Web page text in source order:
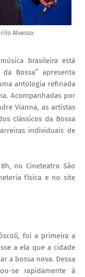
Alvesso
brasileira está
Bossa” apresenta
antologia refinada
Acompanhadas por
Vianna, as artistas
clássicos da Bossa
individuais de
no Cineteatro São
física e no site
foi a primeira a
a ela que a cidade
a bossa nova. Dessa
se rapidamente à